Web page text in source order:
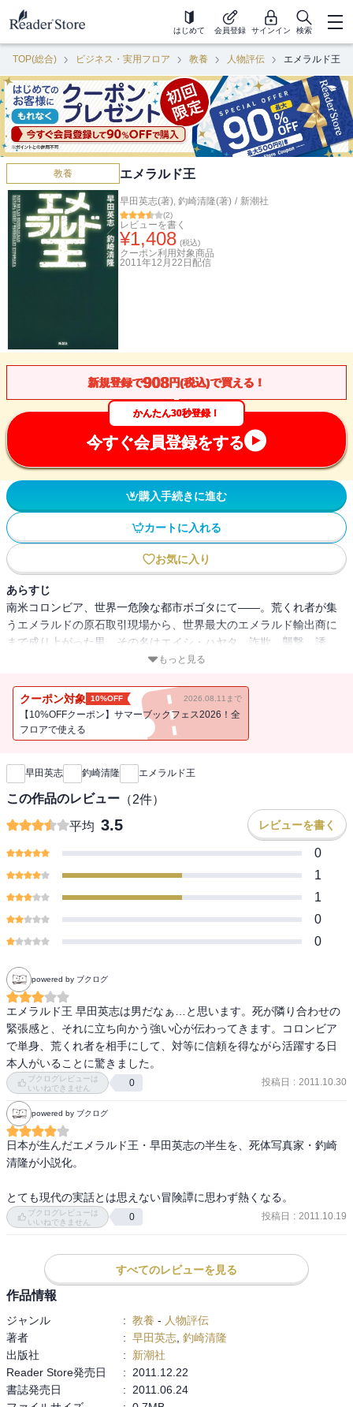
はじめて 会員登録 サインイン 検索
TOP(総合) ビジネス・実用フロア 教養 人物評伝 エメラルド王
教養 エメラルド王
早田英志(著), 釣崎清隆(著) / 新潮社
(2)
レビューを書く
¥1,408 (税込)
クーポン利用対象商品
2011年12月22日 配信
新規登録で908円(税込)で買える！
かんたん30秒登録！
今すぐ会員登録をする
購入手続きに進む
カートに入れる
お気に入り
あらすじ
南米コロンビア、世界一危険な都市ボゴタにて――。荒くれ者が集
うエメラルドの原石取引現場から、世界最大のエメラルド輸出商に
まで成り上がった男。その名はエイシ・ハヤタ。詐欺、襲撃、誘
拐……そこにはあらゆる犯罪が存在していた。次々と襲うピンチを
しろい!!
もっと見る
クーポン対象 10%OFF 2026.08.11まで
【10%OFFクーポン】サマーブックフェス2026！全
フロアで使える
新刊通知
早田英志 釣崎清隆 エメラルド王
この作品のレビュー （2件）
平均 3.5 レビューを書く
0
1
1
0
0
powered by ブクログ
エメラルド王 早田英志は男だなぁ…と思います。死が隣り合わせの
緊張感と、それに立ち向かう強い心が伝わってきます。コロンビア
で単身、荒くれ者を相手にして、対等に信頼を得ながら活躍する日
本人がいることに驚きました。
ブクログレビューは
いいねできません
0 投稿日 : 2011.10.30
powered by ブクログ
日本が生んだエメラルド王・早田英志の半生を、死体写真家・釣崎
清隆が小説化。
とても現代の実話とは思えない冒険譚に思わず熱くなる。
ブクログレビューは
いいねできません
0 投稿日 : 2011.10.19
すべてのレビューを見る
作品情報
ジャンル : 教養 - 人物評伝
著者
: 早田英志 釣崎清隆
出版社
:
新潮社
Reader Store発売日
:
2011.12.22
書誌発売日
:
2011.06.24